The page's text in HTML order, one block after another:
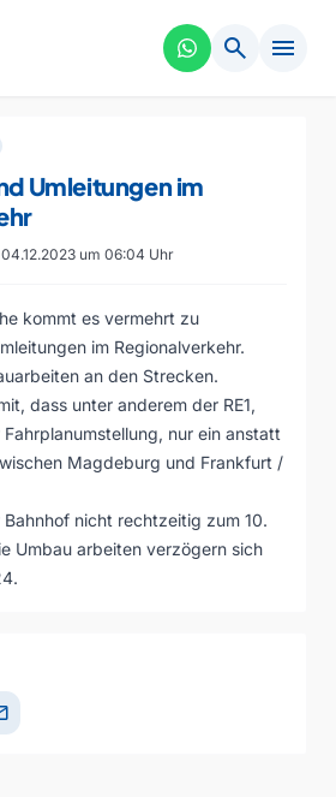
search menu
Umleitungen im
um 06:04 Uhr
kommt es vermehrt zu
im Regionalverkehr.
an den Strecken.
dass unter anderem der RE1,
nur ein anstatt
Magdeburg und Frankfurt /
nicht rechtzeitig zum 10.
Umbau arbeiten verzögern sich